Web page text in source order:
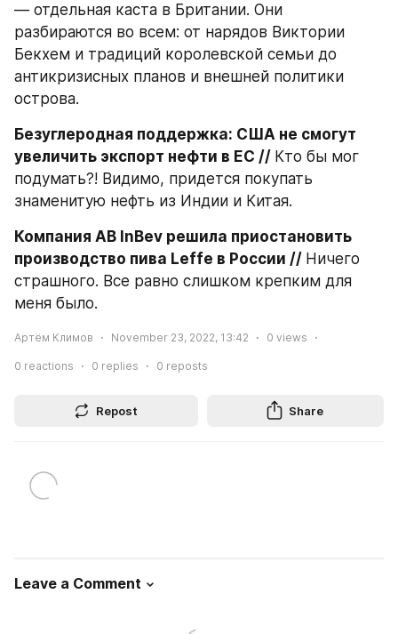
— отдельная каста в Британии. Они
разбираются во всем: от нарядов Виктории
Бекхем и традиций королевской семьи до
антикризисных планов и внешней политики
острова.
Безуглеродная поддержка: США не смогут
увеличить экспорт нефти в ЕС // Кто бы мог
подумать?! Видимо, придется покупать
знаменитую нефть из Индии и Китая.
Компания AB InBev решила приостановить
производство пива Leffe в России // Ничего
страшного. Все равно слишком крепким для
меня было.
Артём Климов November 23, 2022, 13:42 0 views
0 reactions 0 replies 0 reposts
Repost Share
Leave a Comment